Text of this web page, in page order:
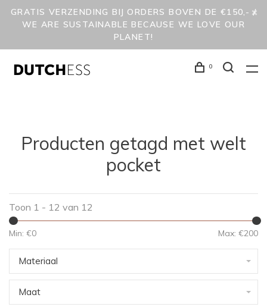
GRATIS VERZENDING BIJ ORDERS BOVEN DE €150,- /
WE ARE SUSTAINABLE BECAUSE WE LOVE OUR
PLANET!
0
Producten getagd met welt
pocket
Toon 1 - 12 van 12
Min: €0 Max: €200
Materiaal
Maat